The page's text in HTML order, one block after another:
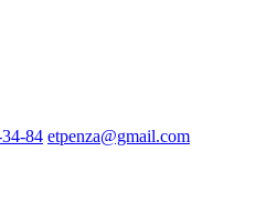
84 etpenza@gmail.com